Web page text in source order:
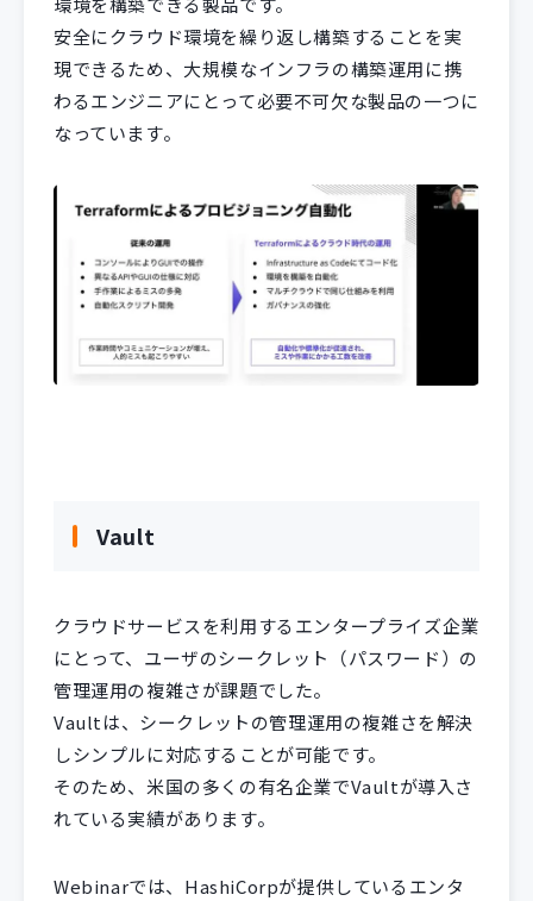
安全にクラウド環境を繰り返し構築することを実
現できるため、大規模なインフラの構築運用に携
わるエンジニアにとって必要不可欠な製品の一つに
なっています。
Vault
クラウドサービスを利用するエンタープライズ企業
にとって、ユーザのシークレット（パスワード）の
管理運用の複雑さが課題でした。
Vaultは、シークレットの管理運用の複雑さを解決
しシンプルに対応することが可能です。
そのため、米国の多くの有名企業でVaultが導入さ
れている実績があります。
Webinarでは、HashiCorpが提供しているエンタ